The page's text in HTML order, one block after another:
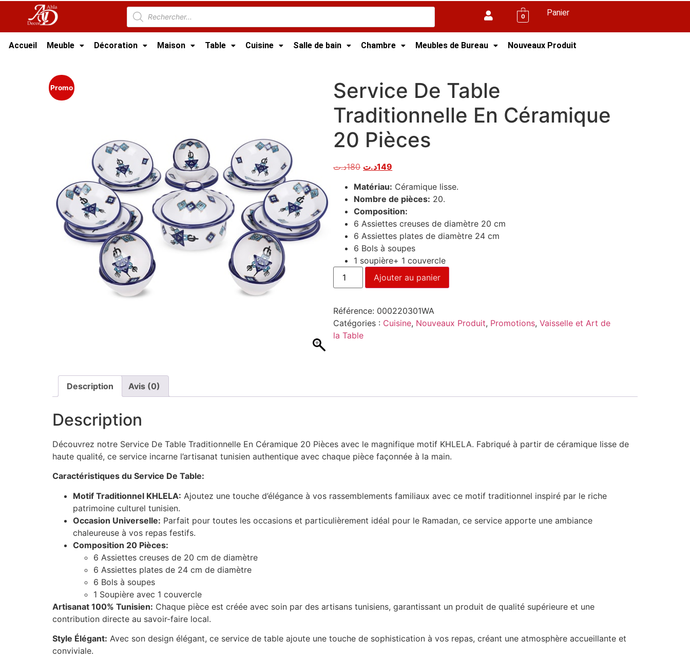
0 Panier
Accueil Meuble Décoration Maison Table Cuisine Salle de bain Chambre Meubles de Bureau Nouveaux Produit
Promo
Service De Table
Traditionnelle En Céramique
20 Pièces
180د.ت 149د.ت
Matériau: Céramique lisse.
Nombre de pièces: 20.
Composition:
6 Assiettes creuses de diamètre 20 cm
6 Assiettes plates de diamètre 24 cm
6 Bols à soupes
1 soupière+ 1 couvercle
Ajouter au panier
Référence: 000220301WA
Catégories : Cuisine, Nouveaux Produit, Promotions,Vaisselle et Art de
la Table
Description Avis (0)
Description
Découvrez notre Service De Table Traditionnelle En Céramique 20 Pièces avec le magnifique motif KHLELA. Fabriqué à partir de céramique lisse de
haute qualité, ce service incarne l’artisanat tunisien authentique avec chaque pièce façonnée à la main.
Caractéristiques du Service De Table:
Motif Traditionnel KHLELA: Ajoutez une touche d’élégance à vos rassemblements familiaux avec ce motif traditionnel inspiré par le riche
patrimoine culturel tunisien.
Occasion Universelle: Parfait pour toutes les occasions et particulièrement idéal pour le Ramadan, ce service apporte une ambiance
chaleureuse à vos repas festifs.
Composition 20 Pièces:
6 Assiettes creuses de 20 cm de diamètre
6 Assiettes plates de 24 cm de diamètre
6 Bols à soupes
1 Soupière avec 1 couvercle
Artisanat 100% Tunisien: Chaque pièce est créée avec soin par des artisans tunisiens, garantissant un produit de qualité supérieure et une
contribution directe au savoir-faire local.
Style Élégant: Avec son design élégant, ce service de table ajoute une touche de sophistication à vos repas, créant une atmosphère accueillante et
conviviale.